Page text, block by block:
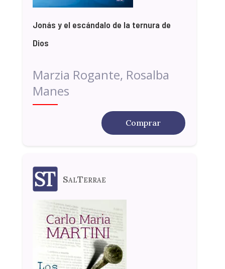
Jonás y el escándalo de la ternura de
Dios
Marzia Rogante, Rosalba
Manes
Comprar
SalTerrae